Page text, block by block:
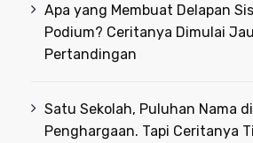
Apa yang Membuat Delapan
Podium? Ceritanya Dimulai
Pertandingan
Satu Sekolah, Puluhan Nama
Penghargaan. Tapi Ceritanya